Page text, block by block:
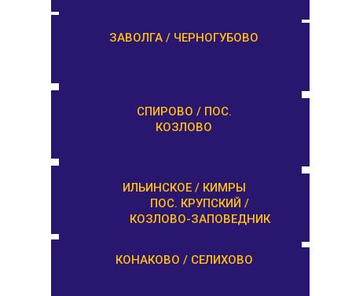
ЕМЕЛЬЯНОВО / СТАРИЦА
ТУРГИНОВО /
ЗАПОВЕДНИК
КАШИН / КАЛЯЗИН
ОРША / КУШАЛИНО
ЗАВОЛГА / ЧЕРНОГУБОВО
СПИРОВО / ПОС.
КОЗЛОВО
ИЛЬИНСКОЕ / КИМРЫ
КОНАКОВО / СЕЛИХОВО
ПОС. КРУПСКИЙ /
КОЗЛОВО-ЗАПОВЕДНИК